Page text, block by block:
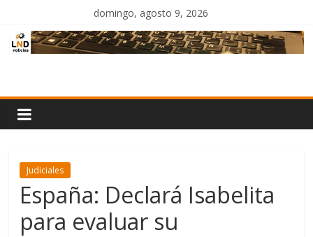
contenido
domingo, agosto 9, 2026
Noticias
Judiciales
España: Declará Isabelita
para evaluar su